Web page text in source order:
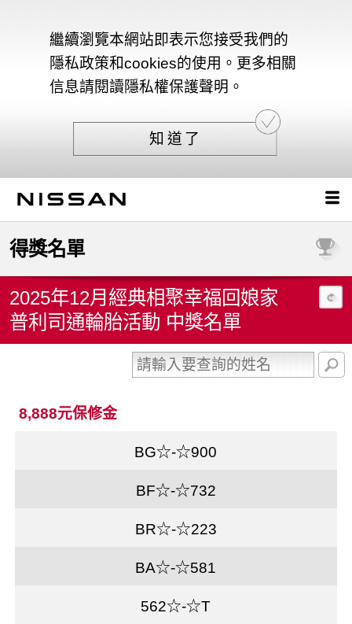
繼續瀏覽本網站即表示您接受我們的
隱私政策和cookies的使用。更多相關
信息請閱讀隱私權保護聲明。
知道了
得獎名單
2025年12月經典相聚幸福回娘家
普利司通輪胎活動 中獎名單
8,888元保修金
BG☆-☆900
BF☆-☆732
BR☆-☆223
BA☆-☆581
562☆-☆T